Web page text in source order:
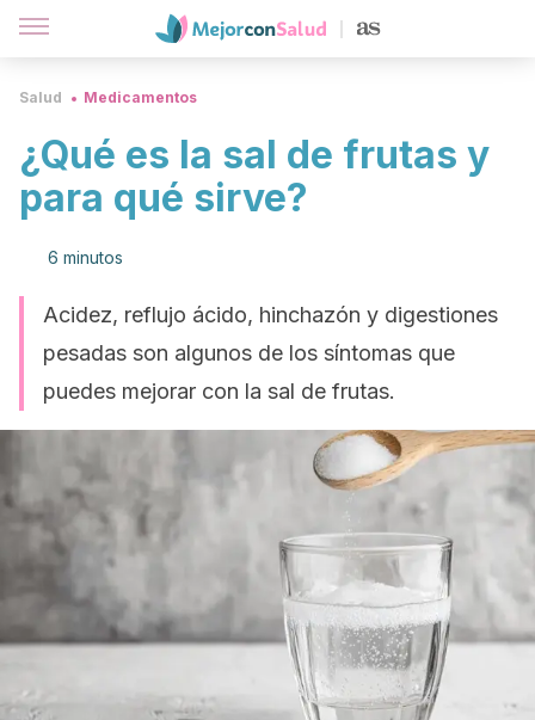
Salud Medicamentos
¿Qué es la sal de frutas y
para qué sirve?
6 minutos
Acidez, reflujo ácido, hinchazón y digestiones
pesadas son algunos de los síntomas que
puedes mejorar con la sal de frutas.